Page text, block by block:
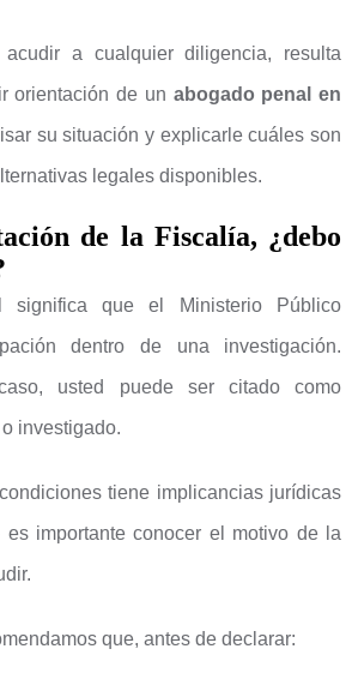
a cualquier diligencia, resulta
orientación de un abogado penal en
su situación y explicarle cuáles son
legales disponibles.
de la Fiscalía, ¿debo
significa que el Ministerio Público
dentro de una investigación.
usted puede ser citado como
investigado.
tiene implicancias jurídicas
importante conocer el motivo de la
que, antes de declarar: